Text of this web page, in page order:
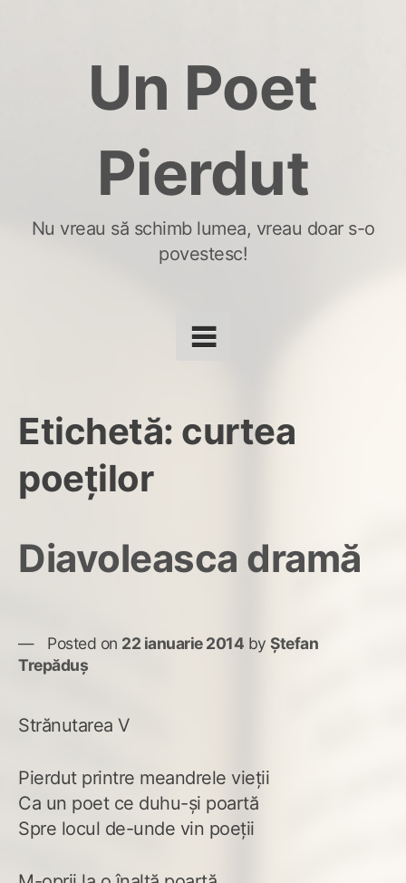
Un Poet
Pierdut
Nu vreau să schimb lumea, vreau doar s-o
povestesc!
Etichetă: curtea
poeţilor
Diavoleasca dramă
Posted on 22 ianuarie 2014 by Ștefan
Trepăduș
Strănutarea V
Pierdut printre meandrele vieţii
Ca un poet ce duhu-şi poartă
Spre locul de-unde vin poeţii